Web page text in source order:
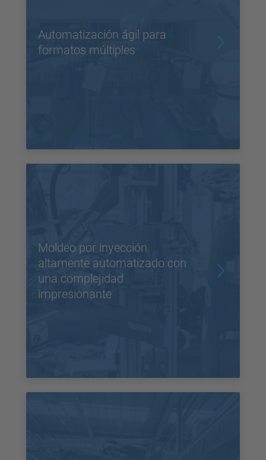
Automatización ágil para
formatos múltiples
Moldeo por inyección
altamente automatizado con
una complejidad
impresionante